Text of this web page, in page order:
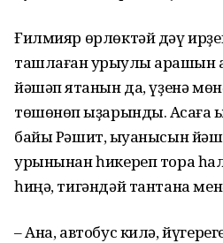
Ғилмияр ɵрлɵктəй дəү
ташлаған ҡурҡыулы
йəшəп ятҡанын да, үҙенə
тɵшɵнɵп ҡыҙарынды.
байы Рəшит, ҡыуанысын
урынынан һикереп тора
һиңə, тигəндəй тантана
– Ана, автобус килə,